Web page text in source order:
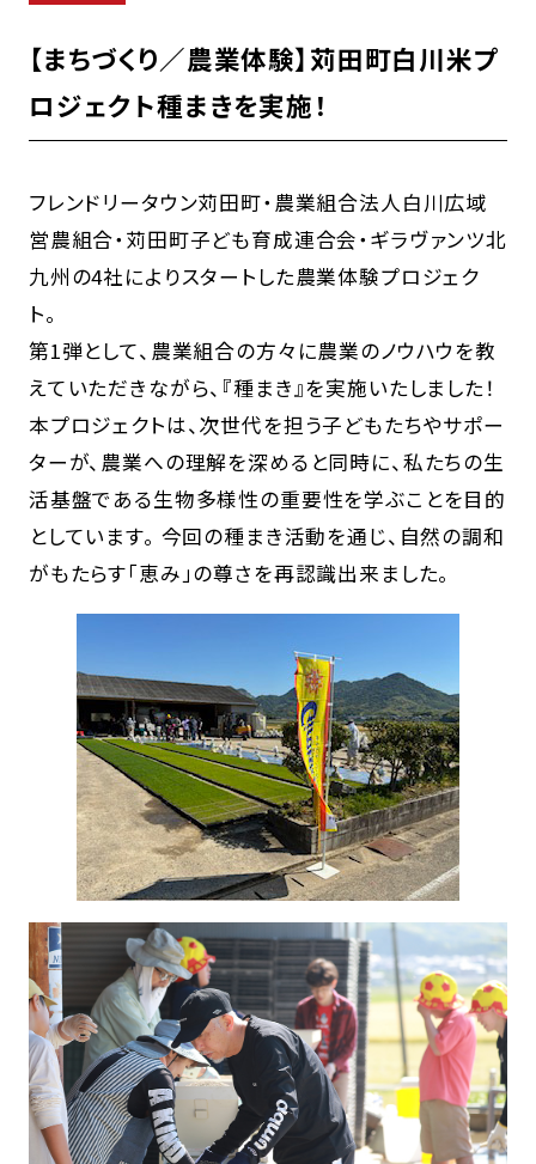
【まちづくり／農業体験】苅田町白川米プ
ロジェクト種まきを実施！
フレンドリータウン苅田町・農業組合法人白川広域
営農組合・苅田町子ども育成連合会・ギラヴァンツ北
九州の4社によりスタートした農業体験プロジェク
ト。
第1弾として、農業組合の方々に農業のノウハウを教
えていただきながら、『種まき』を実施いたしました！
本プロジェクトは、次世代を担う子どもたちやサポー
ターが、農業への理解を深めると同時に、私たちの生
活基盤である生物多様性の重要性を学ぶことを目的
としています。 今回の種まき活動を通じ、自然の調和
がもたらす「恵み」の尊さを再認識出来ました。